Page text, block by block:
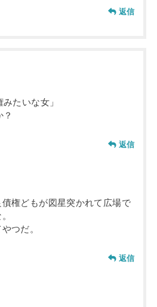
返信
たいな女」
返信
権どもが図星突かれて広場で
つだ。
返信